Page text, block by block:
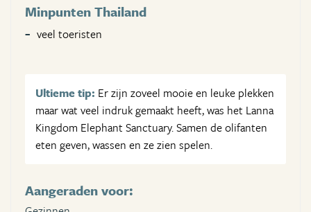
Minpunten Thailand
veel toeristen
Ultieme tip: Er zijn zoveel mooie en leuke plekken
maar wat veel indruk gemaakt heeft, was het Lanna
Kingdom Elephant Sanctuary. Samen de olifanten
eten geven, wassen en ze zien spelen.
Aangeraden voor: